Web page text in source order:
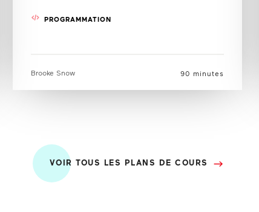
PROGRAMMATION
Brooke Snow 90 minutes
VOIR TOUS LES PLANS DE COURS